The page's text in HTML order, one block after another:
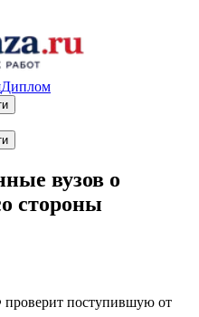
Диплом
вузов о
стороны
поступившую от